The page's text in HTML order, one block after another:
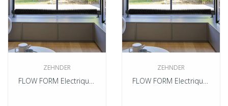
ZEHNDER
FLOW FORM Electrique Blanc
ZEHNDER
FLOW FORM Electrique Couleur